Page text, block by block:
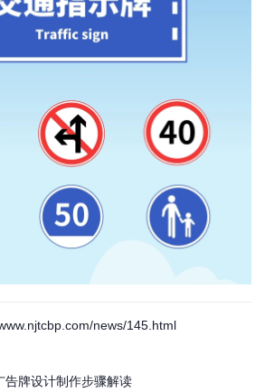
news/145.html
告牌设计制作步骤解读